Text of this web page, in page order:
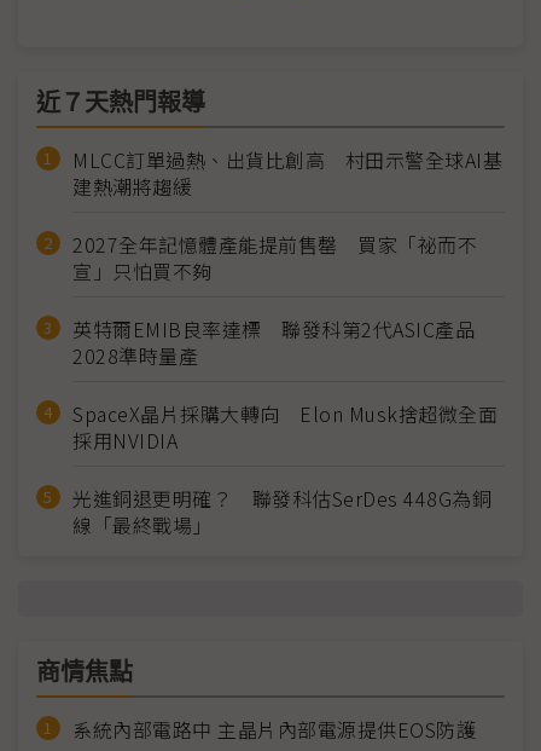
近７天熱門報導
MLCC訂單過熱、出貨比創高 村田示警全球AI基
建熱潮將趨緩
2027全年記憶體產能提前售罄 買家「祕而不
宣」只怕買不夠
英特爾EMIB良率達標 聯發科第2代ASIC產品
2028準時量產
SpaceX晶片採購大轉向 Elon Musk捨超微全面
採用NVIDIA
光進銅退更明確？ 聯發科估SerDes 448G為銅
線「最終戰場」
商情焦點
系統內部電路中 主晶片內部電源提供EOS防護